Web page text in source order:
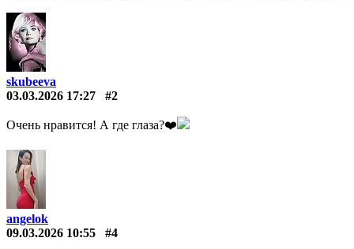
skubeeva
03.03.2026 17:27
#2
Очень нравится! А где глаза?❤️️
angelok
09.03.2026 10:55
#4